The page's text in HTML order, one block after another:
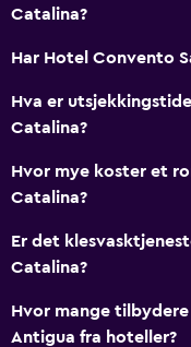
Catalina?
Har Hotel Convento
Hva er
Catalina?
Hvor mye koster et
Catalina?
Er det
Catalina?
Hvor mange
Antigua fra hoteller?